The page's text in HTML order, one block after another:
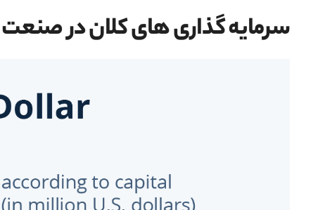
سرمایه گذاری های کلان در